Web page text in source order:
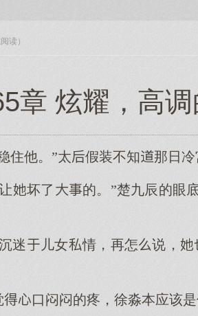
读）
章 炫耀，高
他。”太假装不知那日冷
坏了的。”楚九辰的眼
儿女情，再怎说，
口闷闷的疼，徐淼本应该是